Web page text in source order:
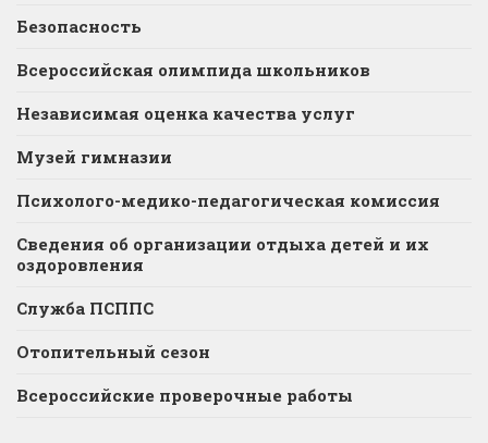
Безопасность
Всероссийская олимпида школьников
Независимая оценка качества услуг
Музей гимназии
Психолого-медико-педагогическая комиссия
Сведения об организации отдыха детей и их
оздоровления
Служба ПСППС
Отопительный сезон
Всероссийские проверочные работы